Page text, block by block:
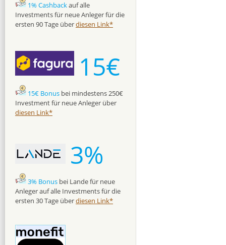
1% Cashbackauf alle
Investments für neue Anleger für die
ersten 90 Tage überdiesen Link*
15€
15€ Bonus bei mindestens 250€
Investment für neue Anleger über
diesen Link*
3%
3% Bonus bei Lande für neue
Anleger auf alle Investments für die
ersten 30 Tage überdiesen Link*